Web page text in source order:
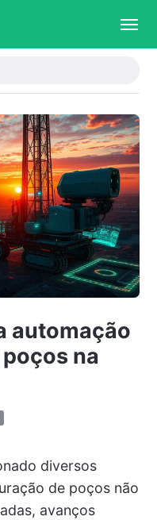
automação
na
diversos
de poços não
avanços